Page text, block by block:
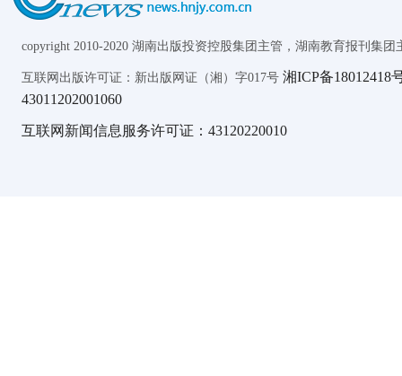
copyright 2010-2020 湖南出版投资控股集团主管，湖南教育报刊集团
互联网出版许可证：新出版网证（湘）字017号 湘ICP备18012418
43011202001060
互联网新闻信息服务许可证：43120220010